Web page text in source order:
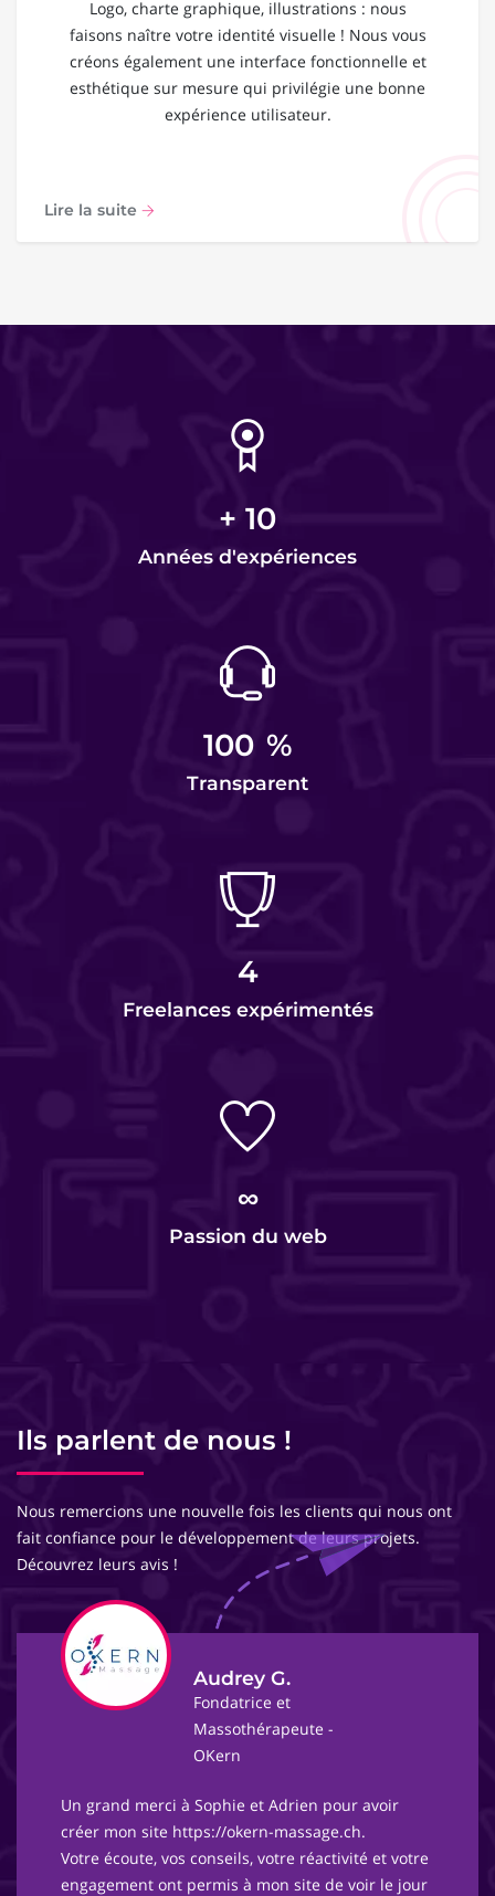
Logo, charte graphique, illustrations : nous
faisons naître votre identité visuelle ! Nous vous
créons également une interface fonctionnelle et
esthétique sur mesure qui privilégie une bonne
expérience utilisateur.
Lire la suite
+ 10
Années d'expériences
100 %
Transparent
4
Freelances expérimentés
∞
Passion du web
Ils parlent de nous !
Nous remercions une nouvelle fois les clients qui nous ont
fait confiance pour le développement de leurs projets.
Découvrez leurs avis !
Audrey G.
Fondatrice et
Massothérapeute -
OKern
Un grand merci à Sophie et Adrien pour avoir
créer mon site https://okern-massage.ch.
Votre écoute, vos conseils, votre réactivité et votre
engagement ont permis à mon site de voir le jour